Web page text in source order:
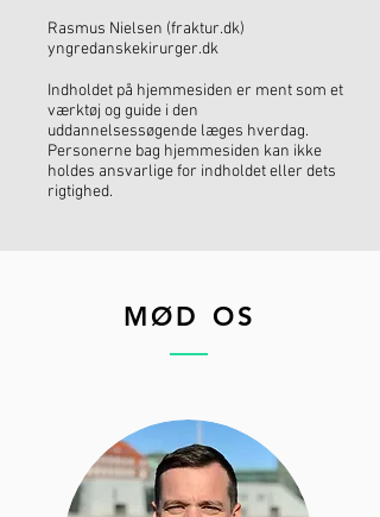
Rasmus Nielsen (fraktur.dk)
yngredanskekirurger.dk
Indholdet på hjemmesiden er ment som et
værktøj og guide i den
uddannelsessøgende læges hverdag.
Personerne bag hjemmesiden kan ikke
holdes ansvarlige for indholdet eller dets
rigtighed.
MØD OS